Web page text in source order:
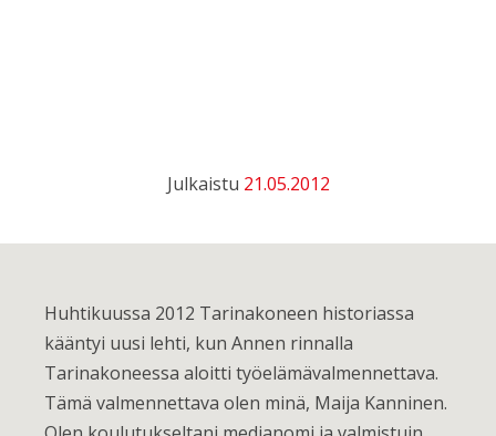
Julkaistu 21.05.2012
Huhtikuussa 2012 Tarinakoneen historiassa
kääntyi uusi lehti, kun Annen rinnalla
Tarinakoneessa aloitti työelämävalmennettava.
Tämä valmennettava olen minä, Maija Kanninen.